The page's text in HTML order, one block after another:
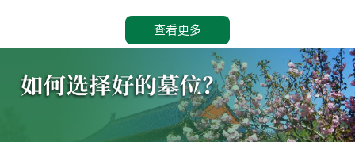
查看更多